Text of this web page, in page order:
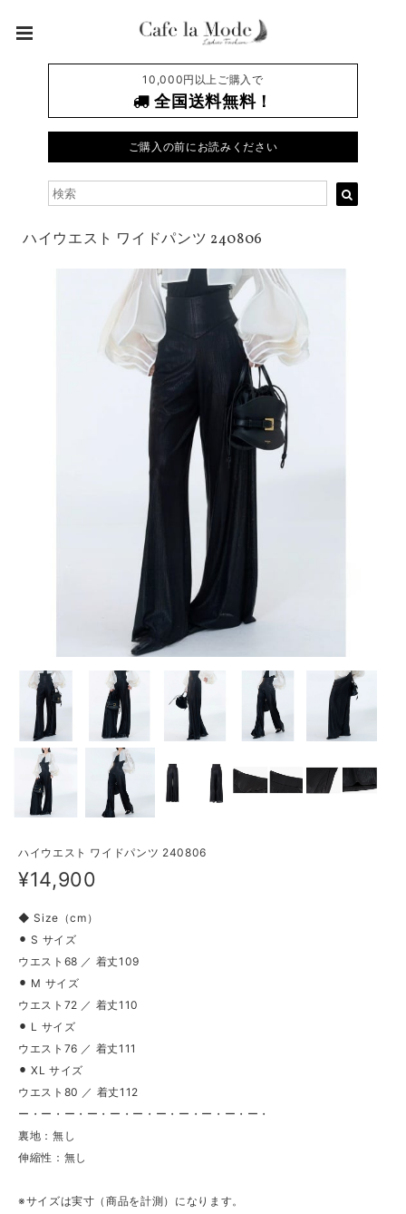
10,000円以上ご購入で
全国送料無料！
ご購入の前にお読みください
ハイウエスト ワイドパンツ 240806
ハイウエスト ワイドパンツ 240806
¥14,900
◆ Size（cm）
⚫︎ S サイズ
ウエスト68 ／ 着丈109
⚫︎ M サイズ
ウエスト72 ／ 着丈110
⚫︎ L サイズ
ウエスト76 ／ 着丈111
⚫︎ XL サイズ
ウエスト80 ／ 着丈112
ー・ー・ー・ー・ー・ー・ー・ー・ー・ー・ー・
裏地：無し
伸縮性：無し
※サイズは実寸（商品を計測）になります。